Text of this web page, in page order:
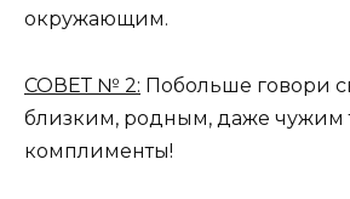
окружающим.
СОВЕТ № 2: Побольше говори
близким, родным, даже чужим
комплименты!